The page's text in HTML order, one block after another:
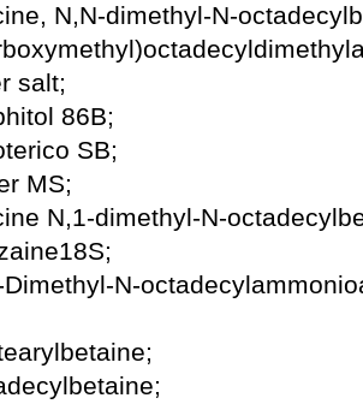
N,N-dimethyl-N-
salt;
86B;
SB;
MS;
N,1-dimethyl-N-
Dimethyl-N-